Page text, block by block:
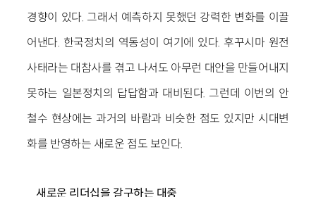
경향이 있다. 그래서 예측하지 못했던 강력한 변화를 이끌
어낸다. 한국정치의 역동성이 여기에 있다. 후꾸시마 원전
사태라는 대참사를 겪고 나서도 아무런 대안을 만들어내지
못하는 일본정치의 답답함과 대비된다. 그런데 이번의 안
철수 현상에는 과거의 바람과 비슷한 점도 있지만 시대변
화를 반영하는 새로운 점도 보인다.
새로운 리더십을 갈구하는 대중